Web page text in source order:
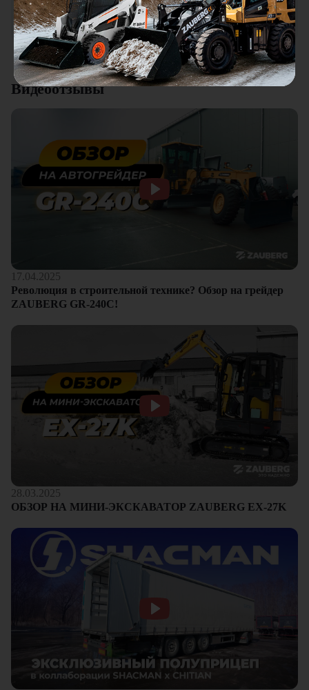
Смотреть все отзывы
качества. Отдельный плюс это внимательное отношение к
клиентам.
Видеоотзывы
17.04.2025
Революция в строительной технике? Обзор на грейдер
ZAUBERG GR-240C!
28.03.2025
ОБЗОР НА МИНИ-ЭКСКАВАТОР ZAUBERG EX-27K